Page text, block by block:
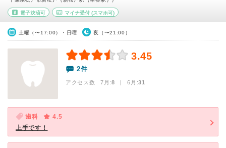
電子決済可 マイナ受付(スマホ可)
土曜（〜17:00）・日曜 夜（〜21:00）
3.45
2件
アクセス数 7月:8 | 6月:31
歯科
4.5
上手です！